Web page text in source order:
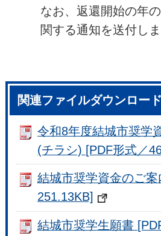
なお、返還開始の年
関する通知を送付しま
関連ファイルダウンロード
令和8年度結城市奨学
(チラシ) [PDF形式／
結城市奨学資金のご案
251.13KB]
結城市奨学生願書